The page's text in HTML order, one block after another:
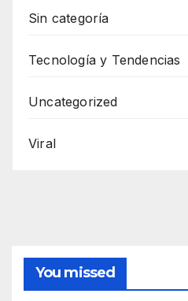
Sin categoría
Tecnología y Tendencias
Uncategorized
Viral
You missed